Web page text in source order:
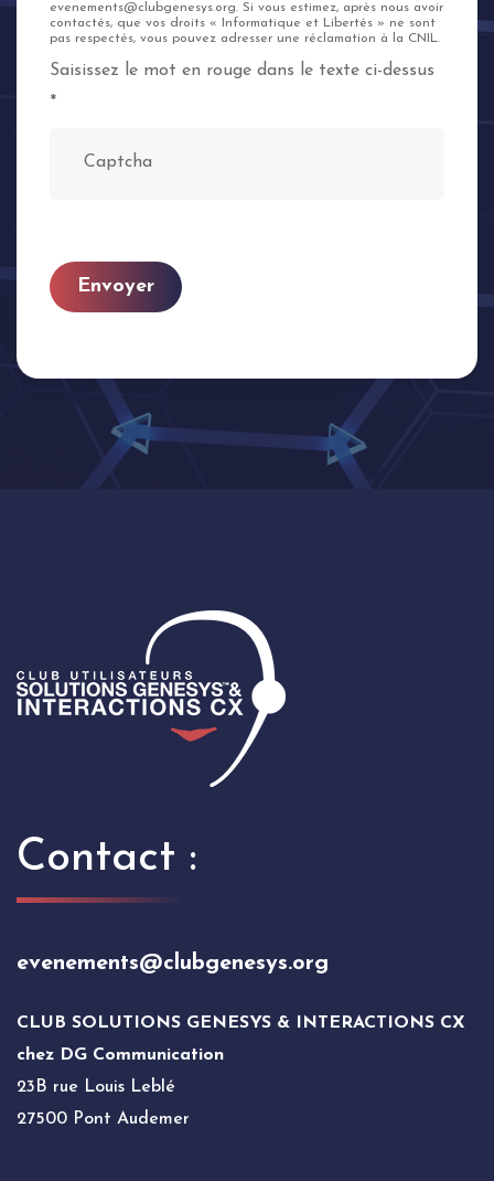
evenements@clubgenesys.org. Si vous estimez, après nous avoir
contactés, que vos droits « Informatique et Libertés » ne sont
pas respectés, vous pouvez adresser une réclamation à la CNIL.
Saisissez le mot en rouge dans le texte ci-dessus
*
Captcha
Envoyer
Contact :
evenements@clubgenesys.org
CLUB SOLUTIONS GENESYS & INTERACTIONS CX
chez DG Communication
23B rue Louis Leblé
27500 Pont Audemer